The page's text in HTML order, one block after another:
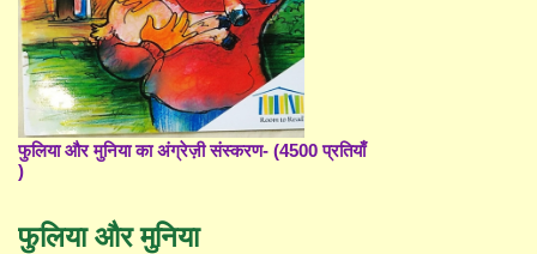
फुलिया और मुनिया का अंग्रेज़ी संस्करण- (4500 प्रतियाँ
)
फुलिया और मुनिया